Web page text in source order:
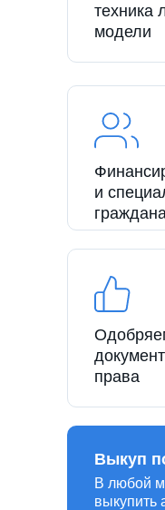
техника
модели
и
права
В любой
выкупить
Выкуп